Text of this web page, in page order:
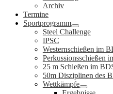
Archiv
Termine
Sportprogramm
Steel Challenge
IPSC
Westernschießen im
Perkussionsschießen
25 m Schießen im
50m Disziplinen des
Wettkämpfe